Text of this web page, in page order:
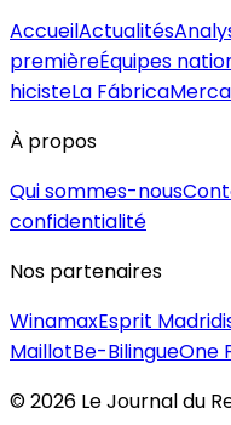
AccueilActualités
premièreÉquipes
hicisteLa Fábrica
À propos
Qui sommes-nous
confidentialité
Nos partenaires
WinamaxEsprit
MaillotBe-BilingueOne
©2026 Le Journal du